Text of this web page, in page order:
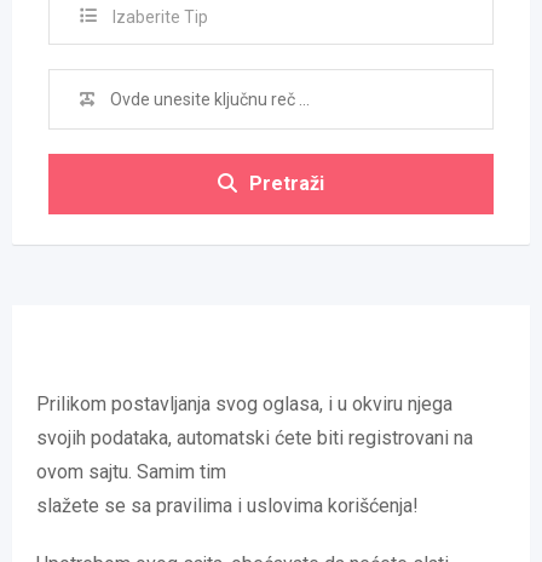
Izaberite Tip
Pretraži
Prilikom postavljanja svog oglasa, i u okviru njega
svojih podataka, automatski ćete biti registrovani na
ovom sajtu. Samim tim
slažete se sa pravilima i uslovima korišćenja!